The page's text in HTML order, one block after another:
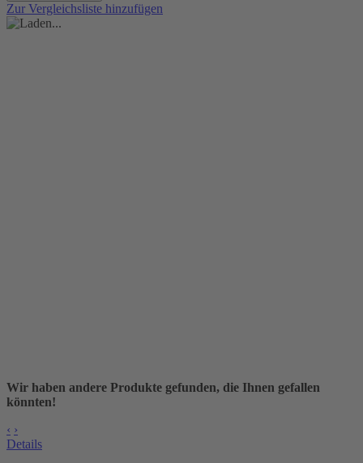
Zur Vergleichsliste hinzufügen
Wir haben andere Produkte gefunden, die Ihnen gefallen
könnten!
‹ ›
Details